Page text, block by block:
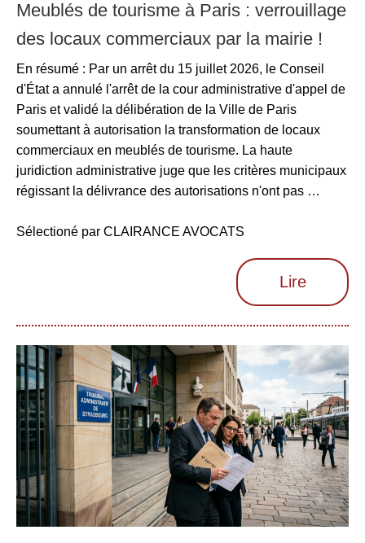
Meublés de tourisme à Paris : verrouillage
des locaux commerciaux par la mairie !
En résumé : Par un arrêt du 15 juillet 2026, le Conseil
d'État a annulé l'arrêt de la cour administrative d'appel de
Paris et validé la délibération de la Ville de Paris
soumettant à autorisation la transformation de locaux
commerciaux en meublés de tourisme. La haute
juridiction administrative juge que les critères municipaux
régissant la délivrance des autorisations n'ont pas …
Sélectioné par CLAIRANCE AVOCATS
Lire